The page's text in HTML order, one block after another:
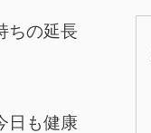
ちの延長
日も健康